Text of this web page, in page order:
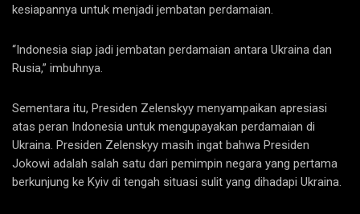
kesiapannya untuk menjadi jembatan perdamaian.
“Indonesia siap jadi jembatan perdamaian antara Ukraina dan
Rusia,” imbuhnya.
Sementara itu, Presiden Zelenskyy menyampaikan apresiasi
atas peran Indonesia untuk mengupayakan perdamaian di
Ukraina. Presiden Zelenskyy masih ingat bahwa Presiden
Jokowi adalah salah satu dari pemimpin negara yang pertama
berkunjung ke Kyiv di tengah situasi sulit yang dihadapi Ukraina.